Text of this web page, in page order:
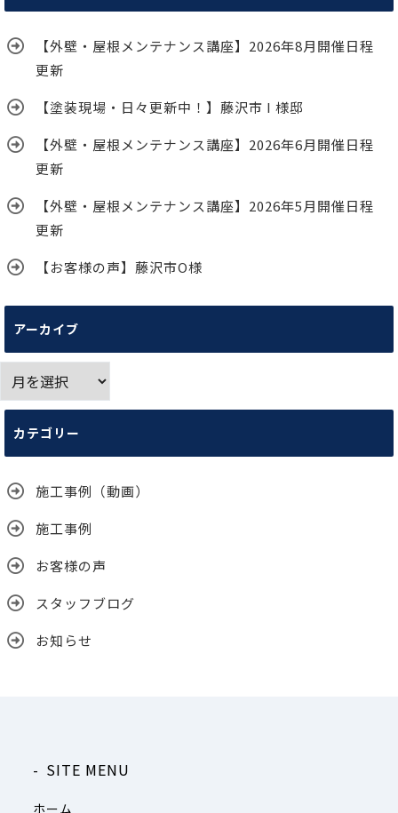
【外壁・屋根メンテナンス講座】2026年8月開催日程
更新
【塗装現場・日々更新中！】藤沢市 I 様邸
【外壁・屋根メンテナンス講座】2026年6月開催日程
更新
【外壁・屋根メンテナンス講座】2026年5月開催日程
更新
【お客様の声】藤沢市O様
アーカイブ
ー
カ
ブ
カテゴリー
施工事例（動画）
施工事例
お客様の声
スタッフブログ
お知らせ
SITE MENU
ホーム